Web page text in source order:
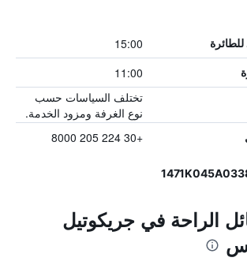
15:00
11:00
تختلف السياسات حسب
نوع الغرفة ومزود الخدمة.
+30 224 205 8000
الراحة في جريكوتيل